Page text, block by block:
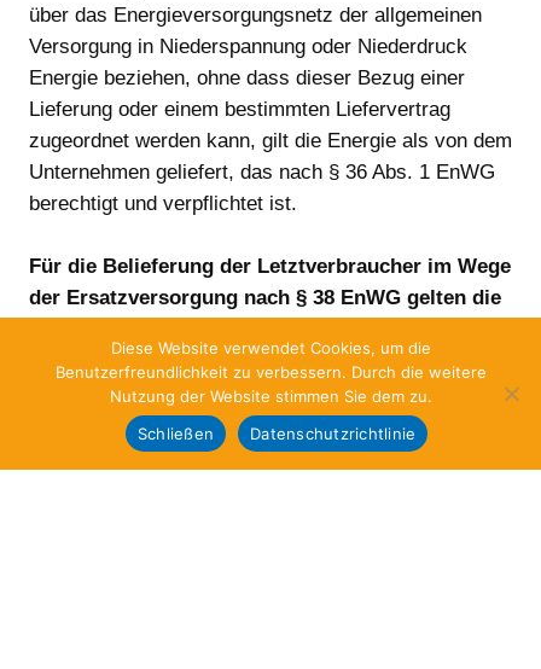
über das Energieversorgungsnetz der allgemeinen
Versorgung in Niederspannung oder Niederdruck
Energie beziehen, ohne dass dieser Bezug einer
Lieferung oder einem bestimmten Liefervertrag
zugeordnet werden kann, gilt die Energie als von dem
Unternehmen geliefert, das nach § 36 Abs. 1 EnWG
berechtigt und verpflichtet ist.
Für die Belieferung der Letztverbraucher im Wege
der Ersatzversorgung nach § 38 EnWG gelten die
Handels der Stadtwerke Waren GmbH.
Diese Website verwendet Cookies, um die
Benutzerfreundlichkeit zu verbessern. Durch die weitere
Nutzung der Website stimmen Sie dem zu.
Schließen
Datenschutzrichtlinie